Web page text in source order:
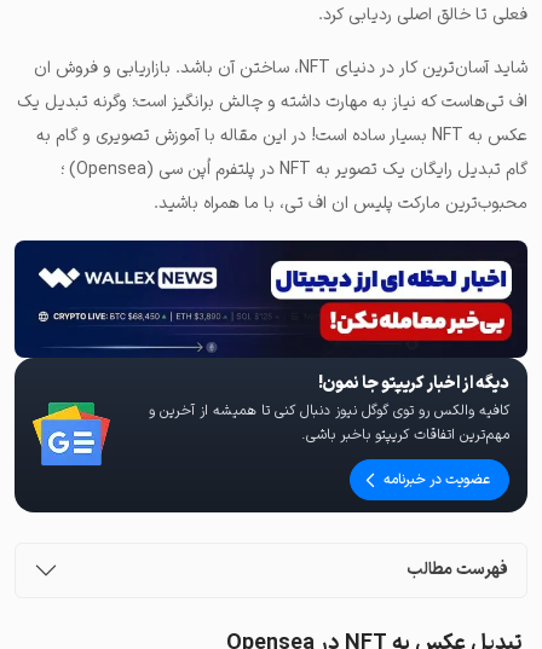
فعلی تا خالق اصلی ردیابی کرد.
شاید آسان‌ترین کار در دنیای NFT، ساختن آن باشد. بازاریابی و فروش ان
اف تی‌هاست که نیاز به مهارت داشته و چالش برانگیز است؛ وگرنه تبدیل یک
عکس به NFT بسیار ساده است! در این مقاله با آموزش تصویری و گام به
گام تبدیل رایگان یک تصویر به NFT در پلتفرم اُپن سی (Opensea) ؛
محبوب‌ترین مارکت پلیس ان اف تی، با ما همراه باشید.
دیگه از اخبار کریپتو جا نمون!
کافیه والکس رو توی گوگل نیوز دنبال کنی تا همیشه از آخرین و
مهم‌ترین اتفاقات کریپتو باخبر باشی.
عضویت در خبرنامه
فهرست مطالب